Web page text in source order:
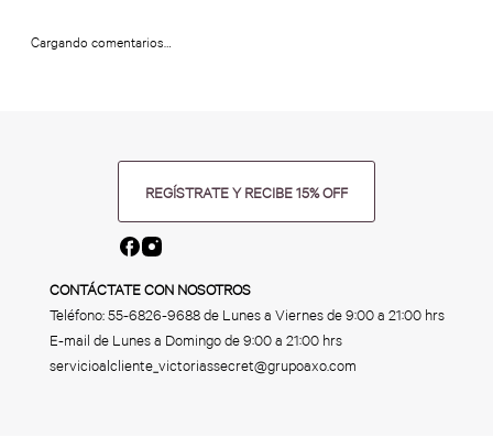
Cargando comentarios…
REGÍSTRATE Y RECIBE 15% OFF
CONTÁCTATE CON NOSOTROS
Teléfono:55-6826-9688de Lunes a Viernes de 9:00 a 21:00 hrs
E-mail de Lunes a Domingo de 9:00 a 21:00 hrs
servicioalcliente_victoriassecret@grupoaxo.com